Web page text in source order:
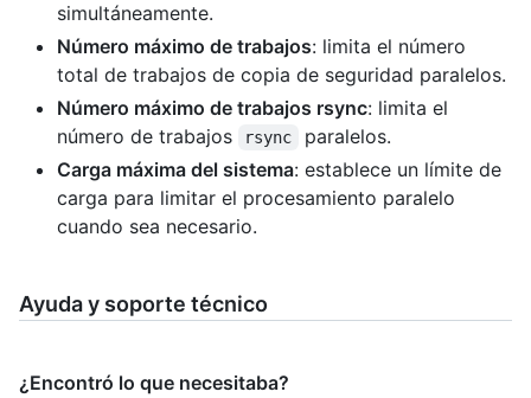
simultáneamente.
Número máximo de trabajos: limita el número
total de trabajos de copia de seguridad paralelos.
Número máximo de trabajos rsync: limita el
número de trabajos
rsync
paralelos.
Carga máxima del sistema: establece un límite de
carga para limitar el procesamiento paralelo
cuando sea necesario.
Ayuda y soporte técnico
¿Encontró lo que necesitaba?